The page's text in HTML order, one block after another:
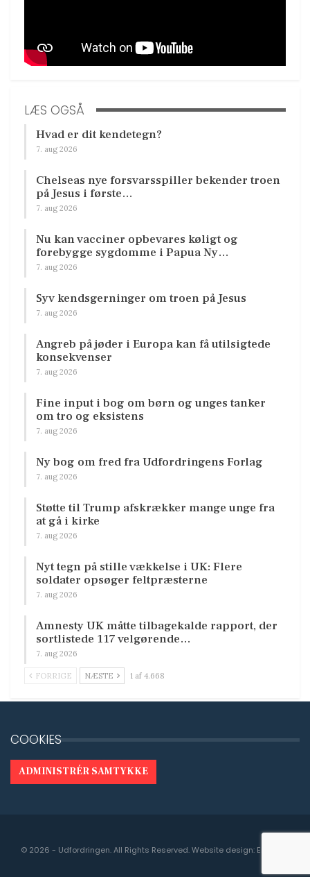
LÆS OGSÅ
Hvad er dit kendetegn?
7. aug 2026
Chelseas nye forsvarsspiller bekender troen
på Jesus i første…
7. aug 2026
Nu kan vacciner opbevares køligt og
forebygge sygdomme i Papua Ny…
7. aug 2026
Syv kendsgerninger om troen på Jesus
7. aug 2026
Angreb på jøder i Europa kan få utilsigtede
konsekvenser
7. aug 2026
Fine input i bog om børn og unges tanker
om tro og eksistens
7. aug 2026
Ny bog om fred fra Udfordringens Forlag
7. aug 2026
Støtte til Trump afskrækker mange unge fra
at gå i kirke
7. aug 2026
Nyt tegn på stille vækkelse i UK: Flere
soldater opsøger feltpræsterne
7. aug 2026
Amnesty UK måtte tilbagekalde rapport, der
sortlistede 117 velgørende…
7. aug 2026
FORRIGE NÆSTE 1 af 4.668
COOKIES
ADMINISTRÉR SAMTYKKE
© 2026 - Udfordringen. All Rights Reserved.Website design: Engedal